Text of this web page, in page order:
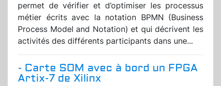
permet de vérifier et d’optimiser les processus
métier écrits avec la notation BPMN (Business
Process Model and Notation) et qui décrivent les
activités des différents participants dans une...
- Carte SOM avec à bord un FPGA
Artix-7 de Xilinx